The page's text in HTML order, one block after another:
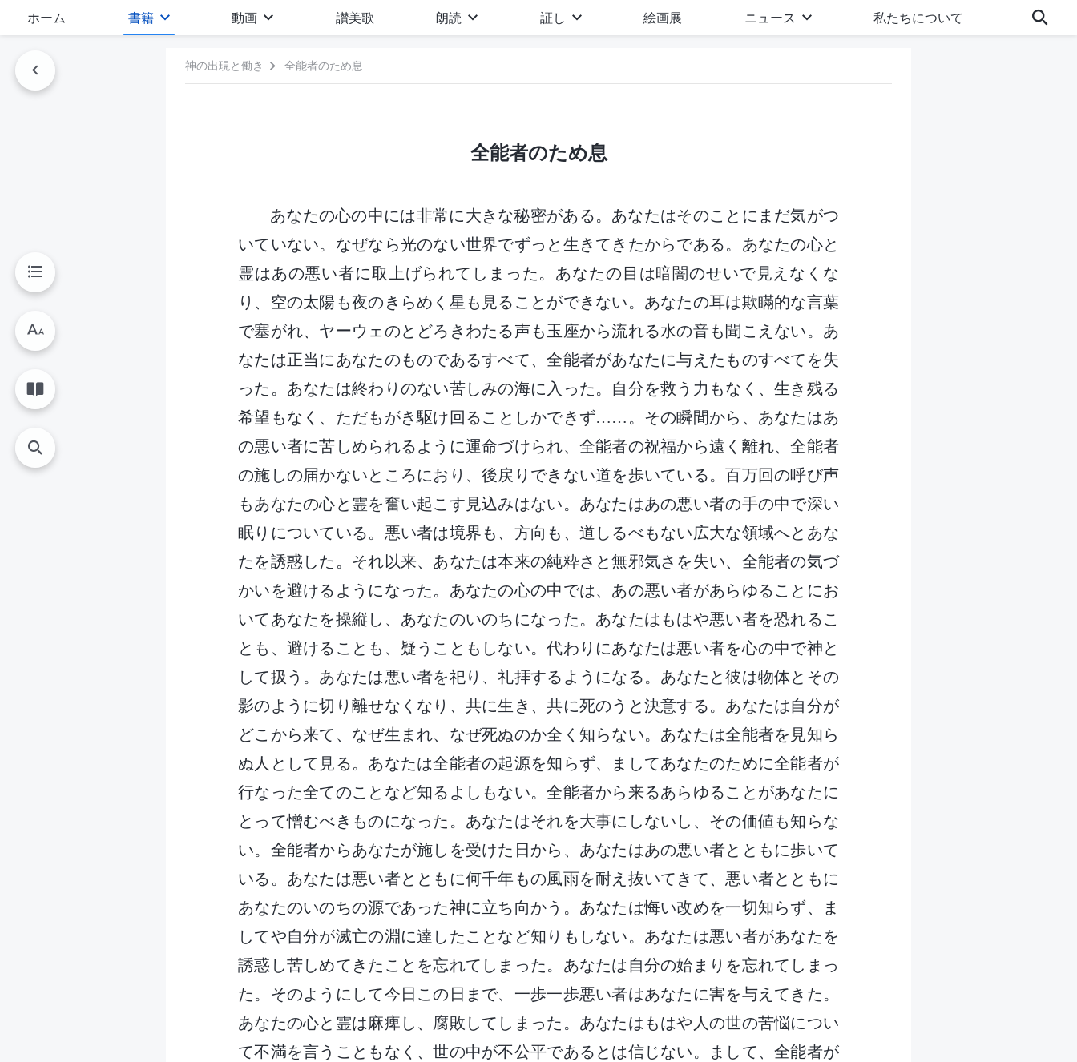
ホーム 書籍 動画 讃美歌 朗読 証し 絵画展 ニュース 私たちについて
神の出現と働き 全能者のため息
全能者のため息
あなたの心の中には非常に大きな秘密がある。あなたはそのことにまだ気がつ
いていない。なぜなら光のない世界でずっと生きてきたからである。あなたの心と
霊はあの悪い者に取上げられてしまった。あなたの目は暗闇のせいで見えなくな
り、空の太陽も夜のきらめく星も見ることができない。あなたの耳は欺瞞的な言葉
で塞がれ、ヤーウェのとどろきわたる声も玉座から流れる水の音も聞こえない。あ
なたは正当にあなたのものであるすべて、全能者があなたに与えたものすべてを失
った。あなたは終わりのない苦しみの海に入った。自分を救う力もなく、生き残る
希望もなく、ただもがき駆け回ることしかできず……。その瞬間から、あなたはあ
の悪い者に苦しめられるように運命づけられ、全能者の祝福から遠く離れ、全能者
の施しの届かないところにおり、後戻りできない道を歩いている。百万回の呼び声
もあなたの心と霊を奮い起こす見込みはない。あなたはあの悪い者の手の中で深い
眠りについている。悪い者は境界も、方向も、道しるべもない広大な領域へとあな
たを誘惑した。それ以来、あなたは本来の純粋さと無邪気さを失い、全能者の気づ
かいを避けるようになった。あなたの心の中では、あの悪い者があらゆることにお
いてあなたを操縦し、あなたのいのちになった。あなたはもはや悪い者を恐れるこ
とも、避けることも、疑うこともしない。代わりにあなたは悪い者を心の中で神と
して扱う。あなたは悪い者を祀り、礼拝するようになる。あなたと彼は物体とその
影のように切り離せなくなり、共に生き、共に死のうと決意する。あなたは自分が
どこから来て、なぜ生まれ、なぜ死ぬのか全く知らない。あなたは全能者を見知ら
ぬ人として見る。あなたは全能者の起源を知らず、ましてあなたのために全能者が
行なった全てのことなど知るよしもない。全能者から来るあらゆることがあなたに
とって憎むべきものになった。あなたはそれを大事にしないし、その価値も知らな
い。全能者からあなたが施しを受けた日から、あなたはあの悪い者とともに歩いて
いる。あなたは悪い者とともに何千年もの風雨を耐え抜いてきて、悪い者とともに
あなたのいのちの源であった神に立ち向かう。あなたは悔い改めを一切知らず、ま
してや自分が滅亡の淵に達したことなど知りもしない。あなたは悪い者があなたを
誘惑し苦しめてきたことを忘れてしまった。あなたは自分の始まりを忘れてしまっ
た。そのようにして今日この日まで、一歩一歩悪い者はあなたに害を与えてきた。
あなたの心と霊は麻痺し、腐敗してしまった。あなたはもはや人の世の苦悩につい
て不満を言うこともなく、世の中が不公平であるとは信じない。まして、全能者が